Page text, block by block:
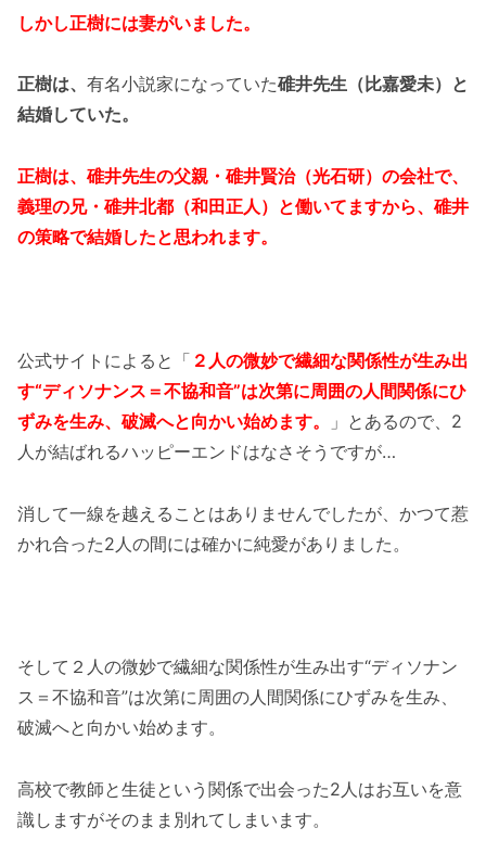
しかし正樹には妻がいました。
正樹は、 有名小説家になっていた碓井先生（比嘉愛未）と
結婚していた。
正樹は、碓井先生の父親・碓井賢治（光石研）の会社で、
義理の兄・碓井北都（和田正人）と働いてますから、碓井
の策略で結婚したと思われます。
公式サイトによると「 ２人の微妙で繊細な関係性が生み出
す“ディソナンス＝不協和音”は次第に周囲の人間関係にひ
ずみを生み、破滅へと向かい始めます。
」とあるので、2
人が結ばれるハッピーエンドはなさそうですが…
消して一線を越えることはありませんでしたが、かつて惹
かれ合った2人の間には確かに純愛がありました。
そして２人の微妙で繊細な関係性が生み出す“ディソナン
ス＝不協和音”は次第に周囲の人間関係にひずみを生み、
破滅へと向かい始めます。
高校で教師と生徒という関係で出会った2人はお互いを意
識しますがそのまま別れてしまいます。